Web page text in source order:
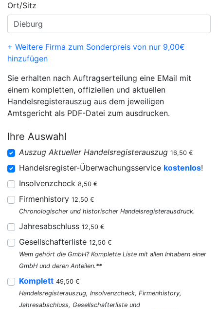
Ort/Sitz
+ Weitere Firma zum Sonderpreis von nur 9,00€
hinzufügen
Sie erhalten nach Auftragserteilung eine EMail mit
einem kompletten, offiziellen und aktuellen
Handelsregisterauszug aus dem jeweiligen
Amtsgericht als PDF-Datei zum ausdrucken.
Ihre Auswahl
Auszug Aktueller Handelsregisterauszug 16,50 €
Handelsregister-Überwachungsservice kostenlos!
Insolvenzcheck 8,50 €
Firmenhistory 12,50 €
Chronologischer und historischer Handelsregisterausdruck.
Jahresabschluss 12,50 €
Gesellschafterliste 12,50 €
Wem gehört die GmbH? Komplette Liste mit allen Inhabern einer
GmbH und deren Anteilen.**
Komplett 49,50 €
Handelsregisterauszug, Insolvenzcheck, Firmenhistory,
Jahresabschluss, Gesellschafterliste und